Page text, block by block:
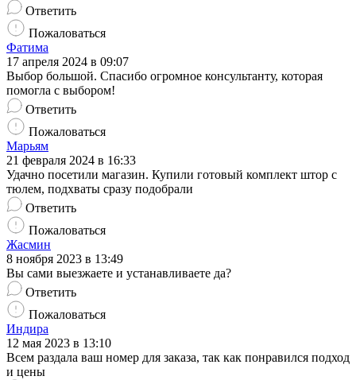
Ответить
Пожаловаться
Фатима
17 апреля 2024 в 09:07
Выбор большой. Спасибо огромное консультанту, которая
помогла с выбором!
Ответить
Пожаловаться
Марьям
21 февраля 2024 в 16:33
Удачно посетили магазин. Купили готовый комплект штор с
тюлем, подхваты сразу подобрали
Ответить
Пожаловаться
Жасмин
8 ноября 2023 в 13:49
Вы сами выезжаете и устанавливаете да?
Ответить
Пожаловаться
Индира
12 мая 2023 в 13:10
Всем раздала ваш номер для заказа, так как понравился подход
и цены